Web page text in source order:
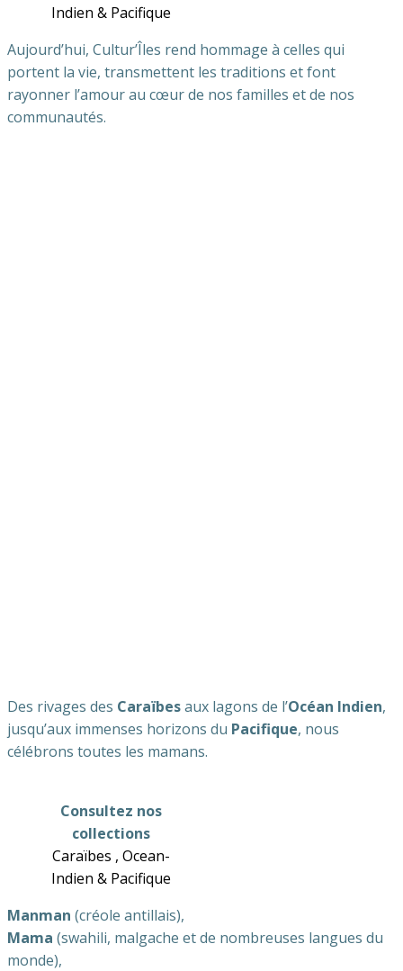
Indien & Pacifique
Aujourd’hui, Cultur’Îles rend hommage à celles qui
portent la vie, transmettent les traditions et font
rayonner l’amour au cœur de nos familles et de nos
communautés.
Des rivages des Caraïbesaux lagons de l’Océan Indien,
jusqu’aux immenses horizons du Pacifique, nous
célébrons toutes les mamans.
Consultez nos
collections
Caraïbes , Ocean-
Indien & Pacifique
Manman (créole antillais),
Mama (swahili, malgache et de nombreuses langues du
monde),